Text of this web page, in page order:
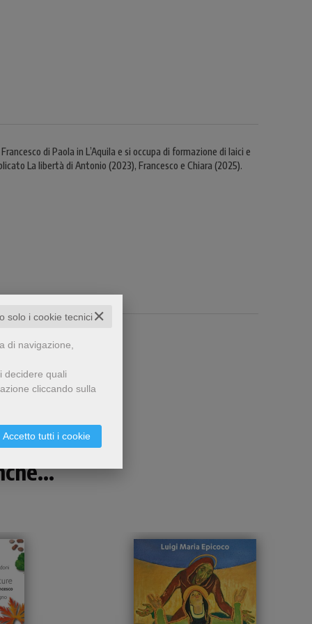
✕
solo i cookie tecnici
di navigazione,
decidere quali
cliccando sulla
Accetto tutti i cookie
di Paola in L’Aquila e si occupa di formazione di laici e
La libertà di Antonio (2023), Francesco e Chiara (2025).